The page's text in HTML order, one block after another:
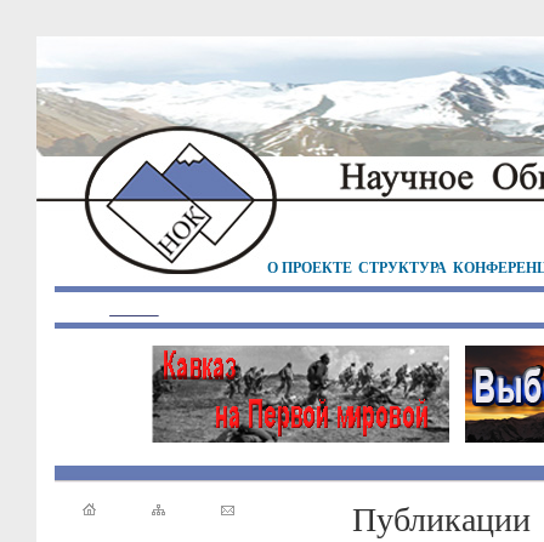
О ПРОЕКТЕ СТРУКТУРА
Публикации